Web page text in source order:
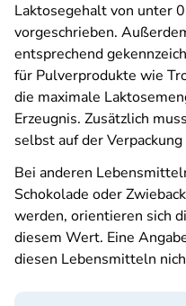
Laktosegehalt von unter
vorgeschrieben.
entsprechend
für Pulverprodukte wie
die maximale
Erzeugnis. Zusätzlich
selbst auf der
Bei anderen
Schokolade oder
werden, orientieren sich
diesem Wert. Eine
diesen Lebensmitteln